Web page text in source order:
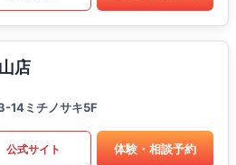
店
14ミチノサキ5F
公式サイト 体験・相談予約